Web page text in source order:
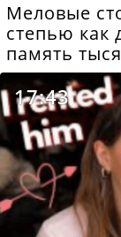
Меловые
степью как
память
17:43